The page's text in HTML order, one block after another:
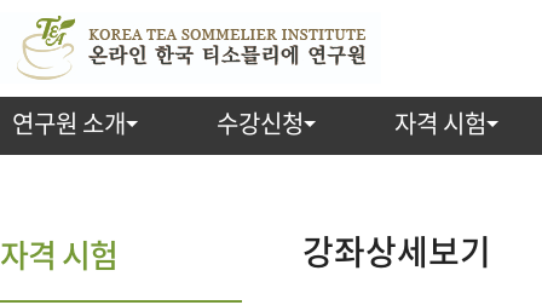
연구원 소개 수강신청 자격 시험
좌
강좌상세보기
자격 시험